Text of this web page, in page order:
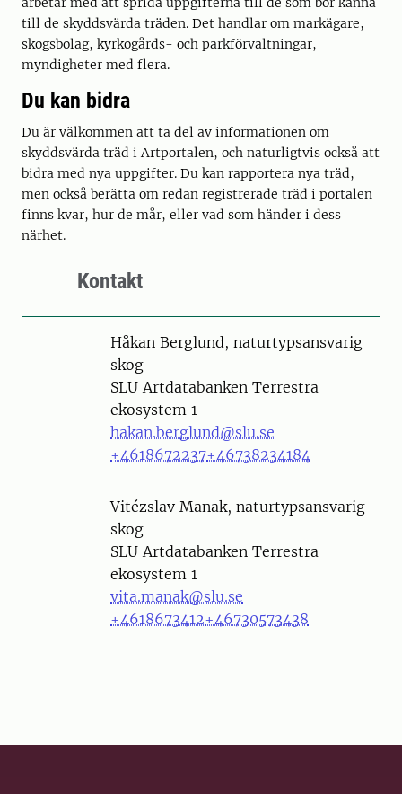
till de skyddsvärda träden. Det handlar om markägare,
skogsbolag, kyrkogårds- och parkförvaltningar,
myndigheter med flera.
Du kan bidra
Du är välkommen att ta del av informationen om
skyddsvärda träd i Artportalen, och naturligtvis också att
bidra med nya uppgifter. Du kan rapportera nya träd,
men också berätta om redan registrerade träd i portalen
finns kvar, hur de mår, eller vad som händer i dess
närhet.
Kontakt
PersonHåkan Berglund, naturtypsansvarig
skog
SLU Artdatabanken Terrestra
ekosystem 1
hakan.berglund@slu.se
+4618672237+46738234184
PersonVitézslav Manak, naturtypsansvarig
skog
SLU Artdatabanken Terrestra
ekosystem 1
vita.manak@slu.se
+4618673412+46730573438